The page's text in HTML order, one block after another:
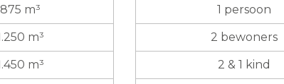
875 m³
m³
m³
1 persoon
2 bewoners
2 & 1 kind